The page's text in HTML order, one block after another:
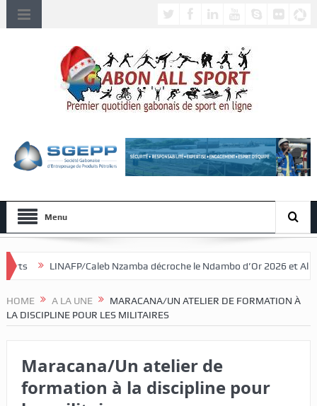
Menu
Nzamba décroche le Ndambo d’Or 2026 et Alain Djissikadié
HOME A LA UNE
MARACANA/UN ATELIER DE FORMATION À
LA DISCIPLINE POUR LES MILITAIRES
Maracana/Un atelier de
formation à la discipline pour